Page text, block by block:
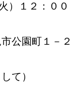
１２：００
公園町１－
て）